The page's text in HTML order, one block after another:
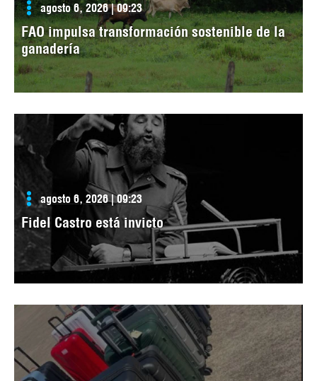
agosto 6, 2026 | 09:23
FAO impulsa transformación sostenible de la
ganadería
agosto 6, 2026 | 09:23
Fidel Castro está invicto